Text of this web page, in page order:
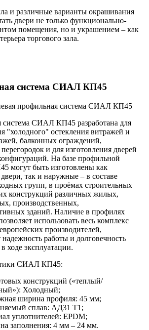
и различные варианты окрашивания
двери не только функционально-
помещения, но и украшением – как
торгового зала.
система СИАЛ КП45
система СИАЛ КП45 разработана для
"холодного" остекления витражей и
балконных ограждений,
и для изготовления дверей
На базе профильной
могут быть изготовлены как
так и наружные – в составе
групп, в проёмах строительных
конструкций различных жилых,
производственных,
зданий. Наличие в профилях
использовать весь комплекс
производителей,
надежность работы и долговечность
ходе эксплуатации.
СИАЛ КП45:
конструкций («теплый/
Холодный;
ширина профиля: 45 мм;
сплав: АД31 Т1;
уплотнителей: EPDM;
заполнения: 4 мм – 24 мм.